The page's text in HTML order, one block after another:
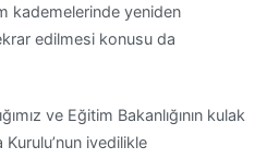
kademelerinde yeniden
edilmesi konusu da
ve Eğitim Bakanlığının kulak
Kurulu’nun ivedilikle